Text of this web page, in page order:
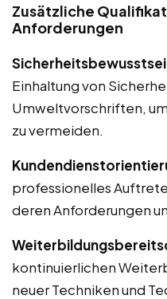
Zusätzliche
Anforderungen
Einhaltung von
Umweltvorschriften,
zu vermeiden.
professionelles
deren Anforderungen
kontinuierlichen
neuer Techniken und